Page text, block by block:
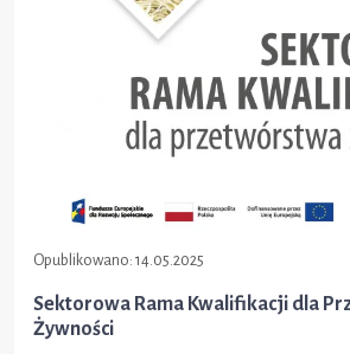
Opublikowano: 14.05.2025
Sektorowa Rama Kwalifikacji dla
Żywności